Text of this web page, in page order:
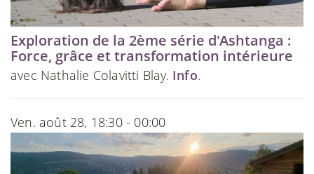
Exploration de la 2ème série d'Ashtanga :
Force, grâce et transformation intérieure
avec Nathalie Colavitti Blay. Info.
Ven. août 28, 18:30 - 00:00